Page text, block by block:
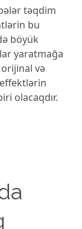
təqdim
bu
böyük
yaratmağa
orijinal və
olacaqdır.